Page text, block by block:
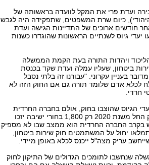
ועדת פרי את המקל לוועדה בראשותה של
כיום שרת המשפטים, שתפקידה היה לגבש
חודשים ארוכים של התדיינות הגישה ועדת
גיוס לשנתיים הראשונות שהוגדרו כשנות
ויהדות התורה בעת הקמת הממשלה
ביטחון, שעליו עמלה ועדת שקד בכנסת
בעניין עקרוני. "עבורנו זה בלתי נסבל
לכלא אדם שלומד תורה גם אם החוק הזה לא
חרדי.
הגיוס שהוצבו בחוק, אולם בחברה החרדית
חוששים מהעתיד, שכן על פי החוק החל משנת 2020 רק 1,800 בחורי ישיבה יזכו
בקרב החברה החרדית הוא ממצב שבו לא מספיק
יחול על המשתמטים חוק שירות ביטחון,
עריק מצה"ל ייכנס לכלא באופן מיידי.
שנחשבו לתומכים הגדולים של התיקון לחוק